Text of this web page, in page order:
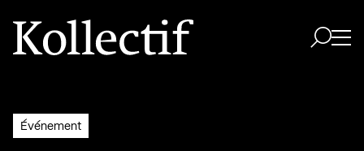
Aller à la page d'accueil
Logo Kollectif
Événement